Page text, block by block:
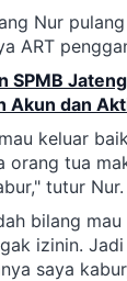
Nur
ART
SPMB
Akun dan
keluar
orang tua
tutur Nur.
bilang
izinin.
saya